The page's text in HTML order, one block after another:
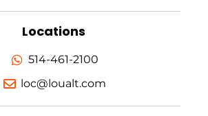
Locations
514-461-2100
loc@loualt.com